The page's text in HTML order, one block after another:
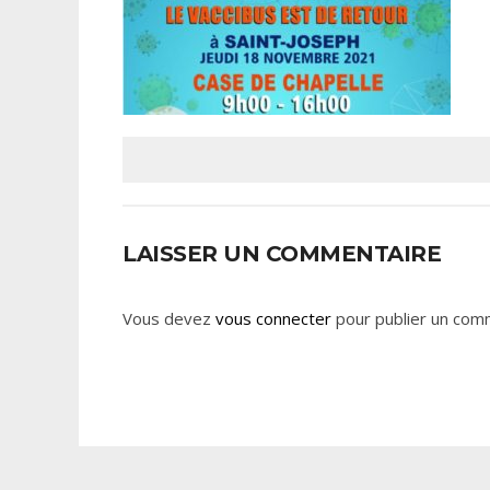
LAISSER UN COMMENTAIRE
Vous devez vous connecter pour publier un